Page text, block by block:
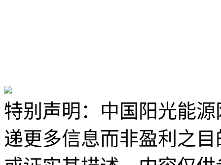
特别声明：中国阳光能
递更多信息而非盈利之